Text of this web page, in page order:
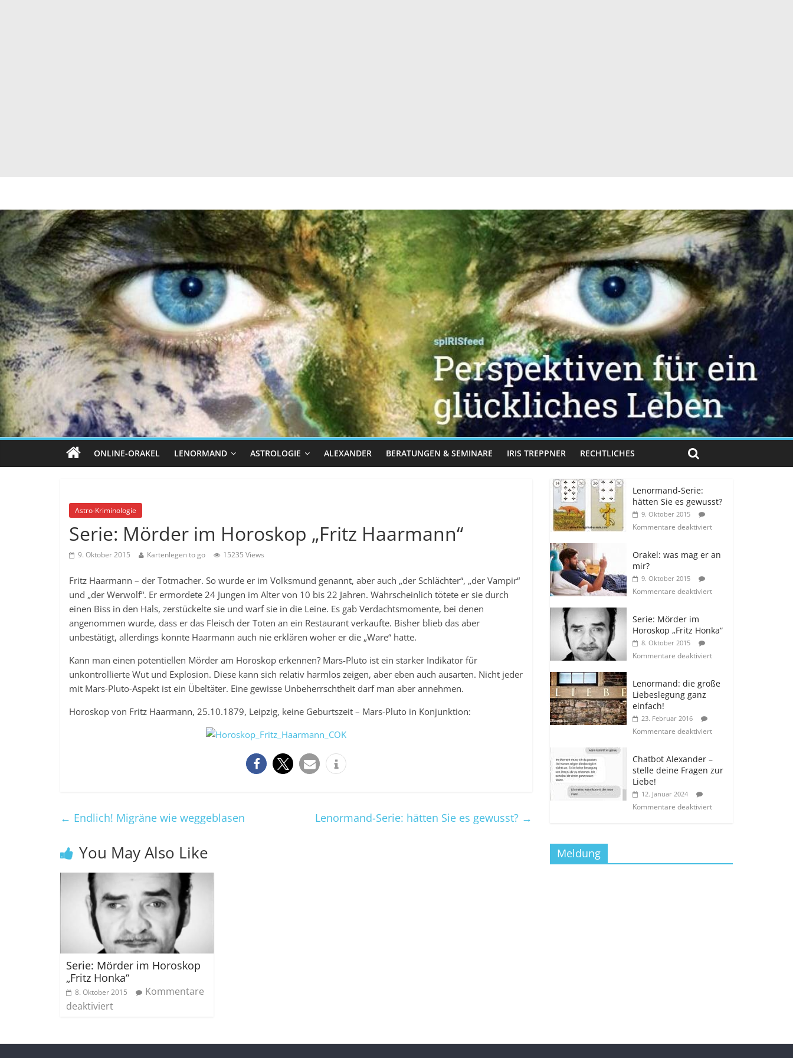
ONLINE-ORAKEL LENORMAND ASTROLOGIE ALEXANDER BERATUNGEN & SEMINARE IRIS TREPPNER RECHTLICHES
Astro-Kriminologie
Serie: Mörder im Horoskop „Fritz Haarmann“
9. Oktober 2015 Kartenlegen to go 15235 Views
Fritz Haarmann – der Totmacher. So wurde er im Volksmund genannt, aber auch „der Schlächter“, „der Vampir“
und „der Werwolf“. Er ermordete 24 Jungen im Alter von 10 bis 22 Jahren. Wahrscheinlich tötete er sie durch
einen Biss in den Hals, zerstückelte sie und warf sie in die Leine. Es gab Verdachtsmomente, bei denen
angenommen wurde, dass er das Fleisch der Toten an ein Restaurant verkaufte. Bisher blieb das aber
unbestätigt, allerdings konnte Haarmann auch nie erklären woher er die „Ware“ hatte.
Kann man einen potentiellen Mörder am Horoskop erkennen? Mars-Pluto ist ein starker Indikator für
unkontrollierte Wut und Explosion. Diese kann sich relativ harmlos zeigen, aber eben auch ausarten. Nicht jeder
mit Mars-Pluto-Aspekt ist ein Übeltäter. Eine gewisse Unbeherrschtheit darf man aber annehmen.
Horoskop von Fritz Haarmann, 25.10.1879, Leipzig, keine Geburtszeit – Mars-Pluto in Konjunktion:
← Endlich! Migräne wie weggeblasen Lenormand-Serie: hätten Sie es gewusst? →
You May Also Like
Serie: Mörder im Horoskop
„Fritz Honka“
8. Oktober 2015
Kommentare
deaktiviert
Lenormand-Serie:
hätten Sie es gewusst?
9. Oktober 2015
Kommentare deaktiviert
Orakel: was mag er an
mir?
9. Oktober 2015
Kommentare deaktiviert
Serie: Mörder im
Horoskop „Fritz Honka“
8. Oktober 2015
Kommentare deaktiviert
Lenormand: die große
Liebeslegung ganz
einfach!
23. Februar 2016
Kommentare deaktiviert
Chatbot Alexander –
stelle deine Fragen zur
Liebe!
12. Januar 2024
Kommentare deaktiviert
Meldung